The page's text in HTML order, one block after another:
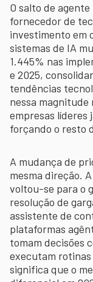
O salto de
fornecedor de
investimento em
sistemas de IA
1.445% nas
e 2025,
tendências
nessa
empresas líderes
forçando o resto
A mudança de
mesma direção.
voltou-se para o
resolução de
assistente de
plataformas
tomam decisões
executam
significa que o